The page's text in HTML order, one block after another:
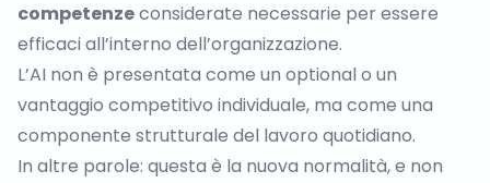
competenzeconsiderate necessarie per essere
efficaci all’interno dell’organizzazione.
L’AI non è presentata come un optional o un
vantaggio competitivo individuale, ma come una
componente strutturale del lavoro quotidiano.
In altre parole: questa è la nuova normalità, e non